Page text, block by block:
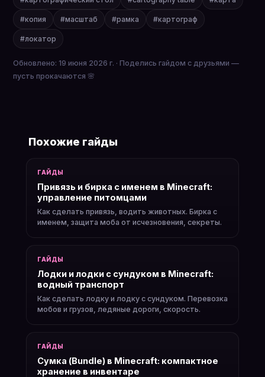
#копия #масштаб #рамка #картограф
#локатор
Обновлено: 19 июня 2026 г. · Поделись гайдом с друзьями —
пусть прокачаются 🌸
Похожие гайды
ГАЙДЫ
Привязь и бирка с именем в Minecraft:
управление питомцами
Как сделать привязь, водить животных. Бирка с
именем, защита моба от исчезновения, секреты.
ГАЙДЫ
Лодки и лодки с сундуком в Minecraft:
водный транспорт
Как сделать лодку и лодку с сундуком. Перевозка
мобов и грузов, ледяные дороги, скорость.
ГАЙДЫ
Сумка (Bundle) в Minecraft: компактное
хранение в инвентаре